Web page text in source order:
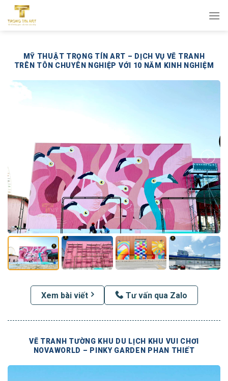
qua
MỸ THUẬT TRỌNG TÍN ART – DỊCH VỤ VẼ TRANH
TRÊN TÔN CHUYÊN NGHIỆP VỚI 10 NĂM KINH NGHIỆM
Xem bài viết Tư vấn qua Zalo
VẼ TRANH TƯỜNG KHU DU LỊCH KHU VUI CHƠI
NOVAWORLD – PINKY GARDEN PHAN THIẾT